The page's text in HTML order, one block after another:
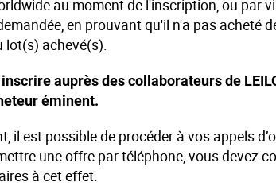
au moment de l'inscription, ou par
en prouvant qu'il n'a pas acheté
achevé(s).
auprès des collaborateurs de
éminent.
il est possible de procéder à vos appels
une offre par téléphone, vous devez
à cet effet.